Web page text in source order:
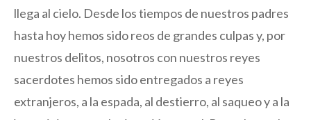
llega al cielo. Desde los tiempos de nuestros padres
hasta hoy hemos sido reos de grandes culpas y, por
nuestros delitos, nosotros con nuestros reyes
sacerdotes hemos sido entregados a reyes
extranjeros, a la espada, al destierro, al saqueo y a la